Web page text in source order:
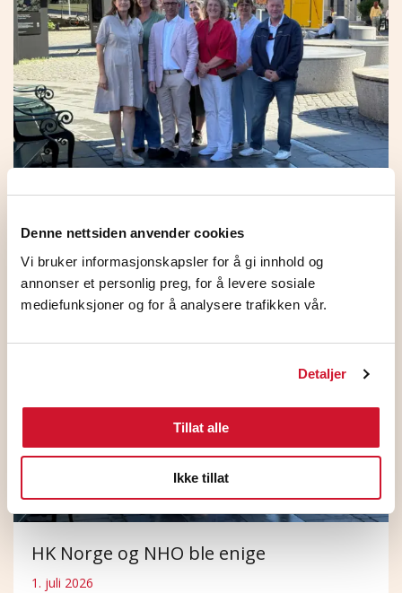
Denne nettsiden anvender cookies
Vi bruker informasjonskapsler for å gi innhold og
annonser et personlig preg, for å levere sosiale
mediefunksjoner og for å analysere trafikken vår.
Detaljer
Tillat alle
Ikke tillat
HKs medlemmer på NHO
Standardoverenskomsten stemte JA
5. august 2026
HK Norge og NHO ble enige
1. juli 2026